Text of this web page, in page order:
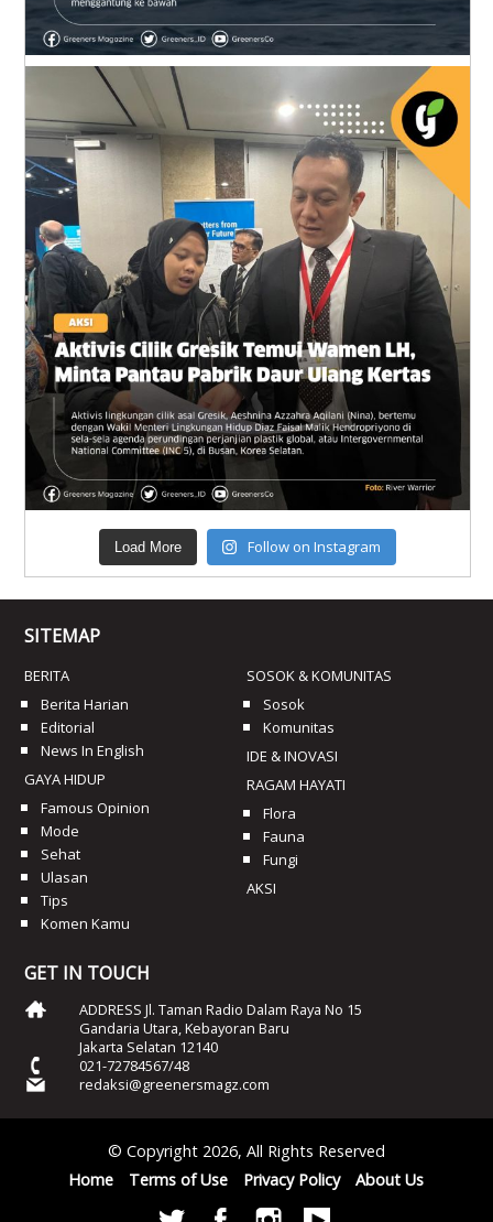
Load More Follow on Instagram
SITEMAP
BERITA
Berita Harian
Editorial
News In English
GAYA HIDUP
Famous Opinion
Mode
Sehat
Ulasan
Tips
Komen Kamu
SOSOK & KOMUNITAS
Sosok
Komunitas
IDE & INOVASI
RAGAM HAYATI
Flora
Fauna
Fungi
AKSI
GET IN TOUCH
ADDRESS Jl. Taman Radio Dalam Raya No 15
Gandaria Utara, Kebayoran Baru
Jakarta Selatan 12140
021-72784567/48
redaksi@greenersmagz.com
© Copyright 2026, All Rights Reserved
Home
Terms of Use Privacy Policy About Us